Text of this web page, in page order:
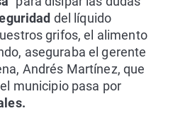
del líquido
grifos, el alimento
aseguraba el gerente
Andrés Martínez, que
municipio pasa por